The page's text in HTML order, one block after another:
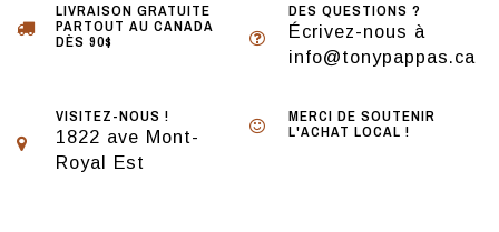
LIVRAISON GRATUITE
PARTOUT AU CANADA
DÈS 90$
DES QUESTIONS ?
Écrivez-nous à
info@tonypappas.ca
VISITEZ-NOUS !
1822 ave Mont-
Royal Est
MERCI DE SOUTENIR
L'ACHAT LOCAL !